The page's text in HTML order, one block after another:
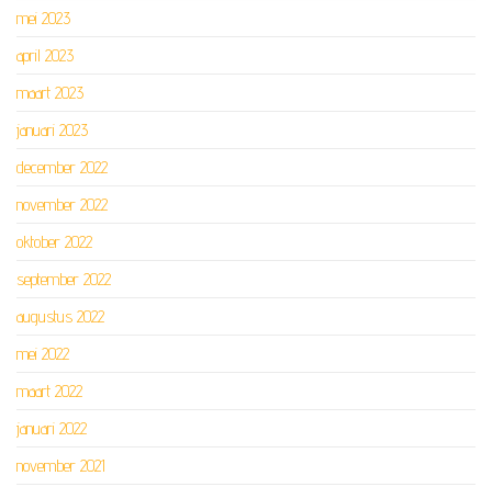
mei 2023
april 2023
maart 2023
januari 2023
december 2022
november 2022
oktober 2022
september 2022
augustus 2022
mei 2022
maart 2022
januari 2022
november 2021